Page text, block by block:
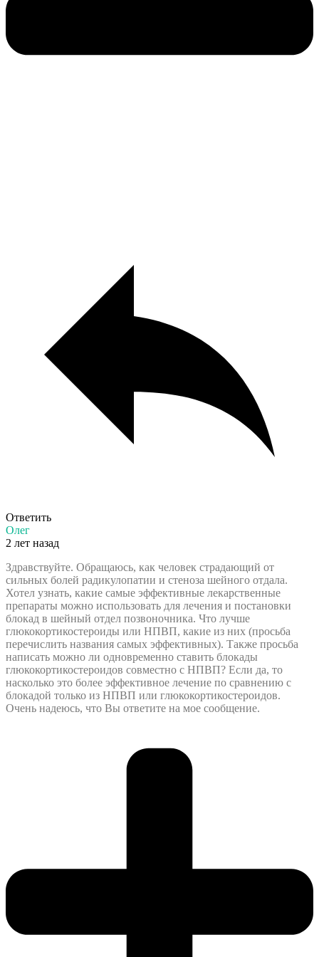
Ответить
Олег
2 лет назад
Здравствуйте. Обращаюсь, как человек страдающий от
сильных болей радикулопатии и стеноза шейного отдала.
Хотел узнать, какие самые эффективные лекарственные
препараты можно использовать для лечения и постановки
блокад в шейный отдел позвоночника. Что лучше
глюкокортикостероиды или НПВП, какие из них (просьба
перечислить названия самых эффективных). Также просьба
написать можно ли одновременно ставить блокады
глюкокортикостероидов совместно с НПВП? Если да, то
насколько это более эффективное лечение по сравнению с
блокадой только из НПВП или глюкокортикостероидов.
Очень надеюсь, что Вы ответите на мое сообщение.